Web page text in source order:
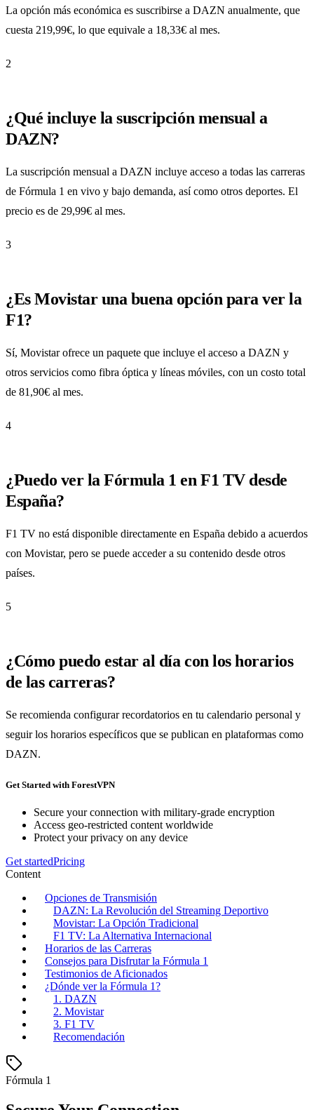
La opción más económica es suscribirse a DAZN anualmente, que
cuesta 219,99€, lo que equivale a 18,33€ al mes.
2
¿Qué incluye la suscripción mensual a
DAZN?
La suscripción mensual a DAZN incluye acceso a todas las carreras
de Fórmula 1 en vivo y bajo demanda, así como otros deportes. El
precio es de 29,99€ al mes.
3
¿Es Movistar una buena opción para ver la
F1?
Sí, Movistar ofrece un paquete que incluye el acceso a DAZN y
otros servicios como fibra óptica y líneas móviles, con un costo total
de 81,90€ al mes.
4
¿Puedo ver la Fórmula 1 en F1 TV desde
España?
F1 TV no está disponible directamente en España debido a acuerdos
con Movistar, pero se puede acceder a su contenido desde otros
países.
5
¿Cómo puedo estar al día con los horarios
de las carreras?
Se recomienda configurar recordatorios en tu calendario personal y
seguir los horarios específicos que se publican en plataformas como
DAZN.
Get Started with ForestVPN
Secure your connection with military-grade encryption
Access geo-restricted content worldwide
Protect your privacy on any device
Get startedPricing
Content
Opciones de Transmisión
DAZN: La Revolución del Streaming Deportivo
Movistar: La Opción Tradicional
F1 TV: La Alternativa Internacional
Horarios de las Carreras
Consejos para Disfrutar la Fórmula 1
Testimonios de Aficionados
¿Dónde ver la Fórmula 1?
1. DAZN
2. Movistar
3. F1 TV
Recomendación
Fórmula 1